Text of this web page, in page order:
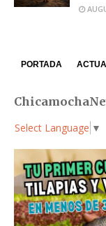
PORTADA
Select Language ▼